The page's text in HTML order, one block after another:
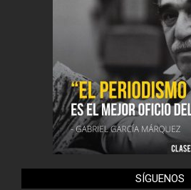
SÍGUENOS